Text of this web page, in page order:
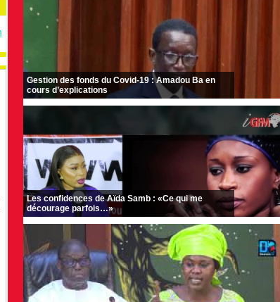
Gestion des fonds du Covid-19 : Amadou Ba en
cours d’explications
Les confidences de Aïda Samb : «Ce qui me
décourage parfois…»